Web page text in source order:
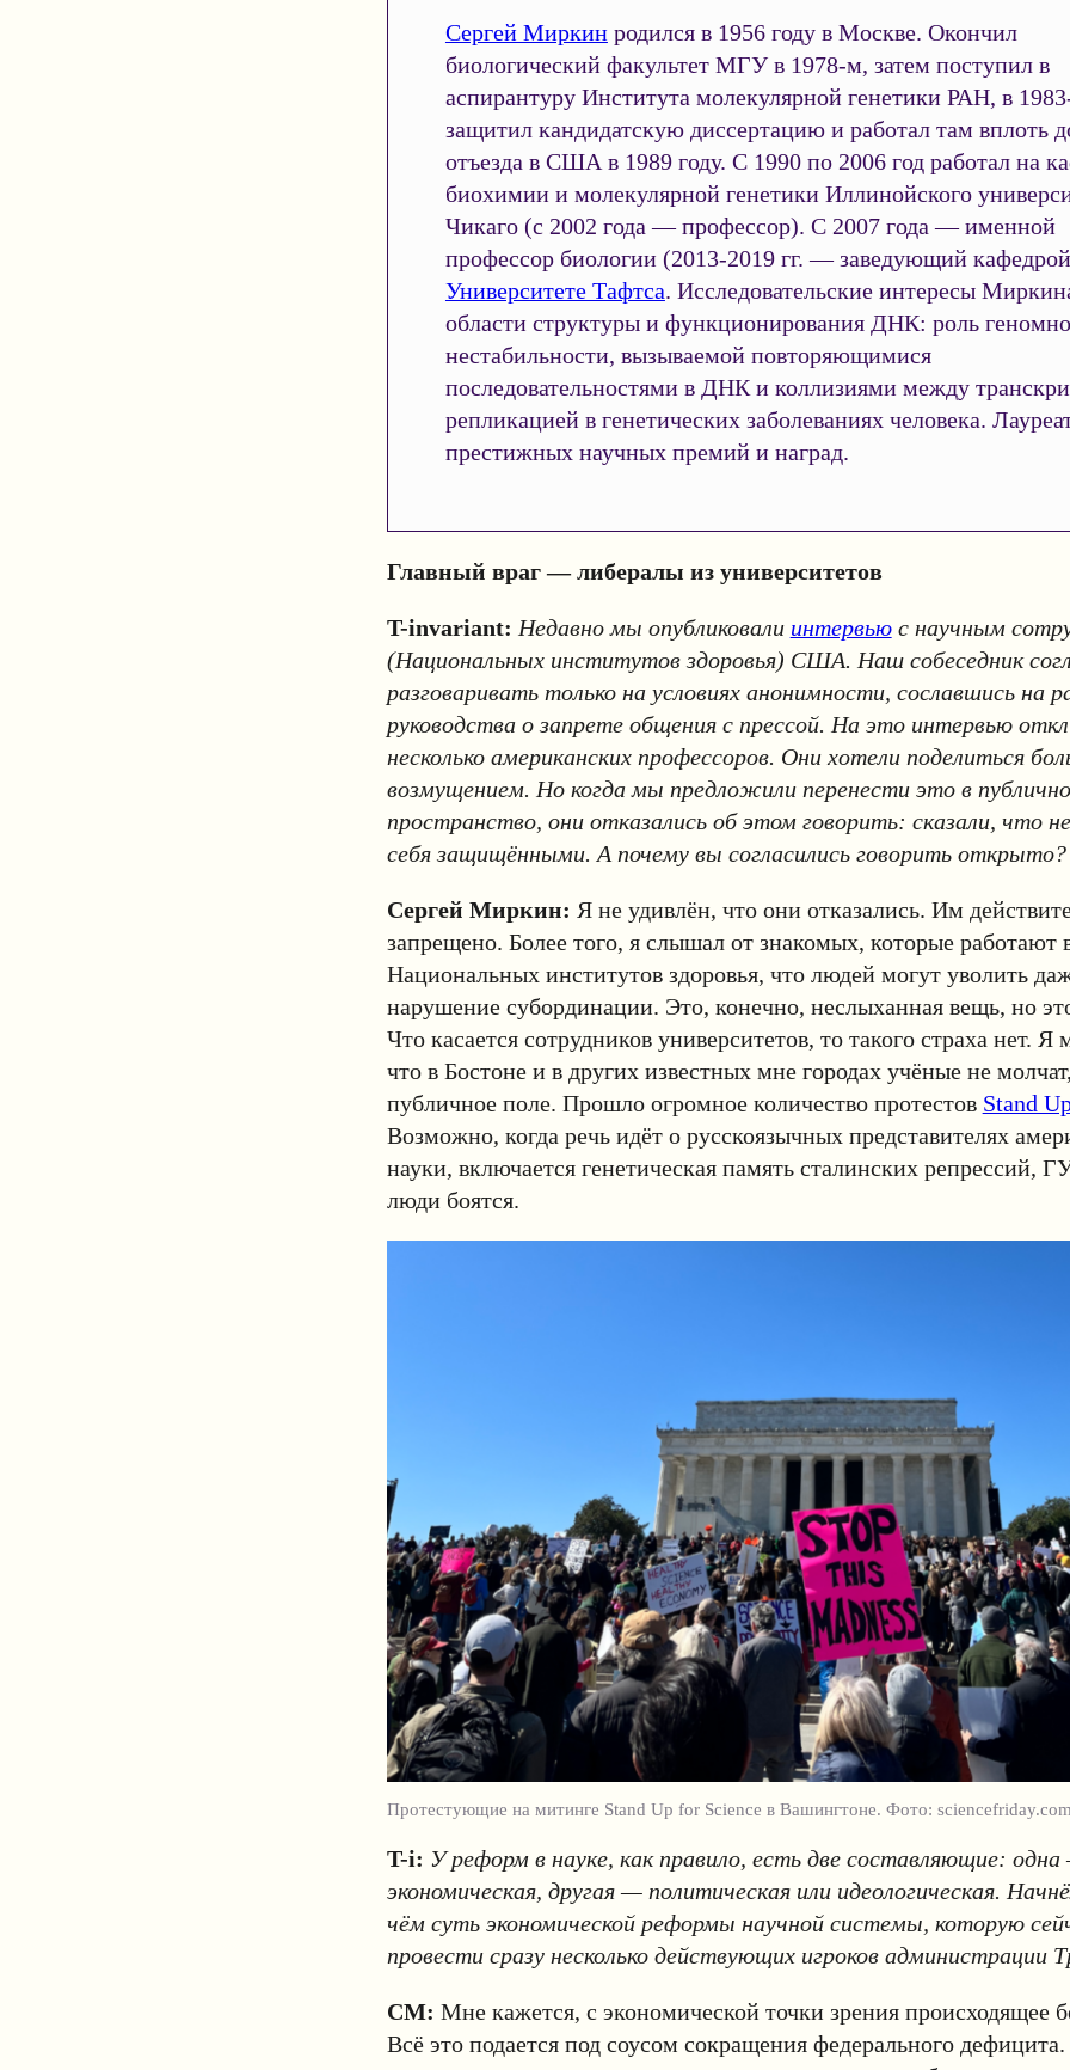
Сергей Миркинродился в 1956 году в Москве. Окончил
биологический факультет МГУ в 1978-м, затем поступил в
аспирантуру Института молекулярной генетики РАН, в
защитил кандидатскую диссертацию и работал там вплоть
отъезда в США в 1989 году. С 1990 по 2006 год работал на
биохимии и молекулярной генетики Иллинойского
Чикаго (с 2002 года — профессор). С 2007 года — именной
профессор биологии (2013-2019 гг. — заведующий
Университете Тафтса. Исследовательские интересы
области структуры и функционирования ДНК: роль
нестабильности, вызываемой повторяющимися
последовательностями в ДНК и коллизиями между
репликацией в генетических заболеваниях человека.
престижных научных премий и наград.
Главный враг — либералы из университетов
T-invariant: Недавно мы опубликовали интервьюс научным
(Национальных институтов здоровья) США. Наш собеседник
разговаривать только на условиях анонимности, сославшись на
руководства о запрете общения с прессой. На это интервью
несколько американских профессоров. Они хотели поделиться
возмущением. Но когда мы предложили перенести это в
пространство, они отказались об этом говорить: сказали, что
себя защищёнными. А почему вы согласились говорить открыто?
Сергей Миркин: Я не удивлён, что они отказались. Им
запрещено. Более того, я слышал от знакомых, которые работают
Национальных институтов здоровья, что людей могут уволить
нарушение субординации. Это, конечно, неслыханная вещь, но
Что касается сотрудников университетов, то такого страха нет. Я
что в Бостоне и в других известных мне городах учёные не
публичное поле. Прошло огромное количество протестов Stand
Возможно, когда речь идёт о русскоязычных представителях
науки, включается генетическая память сталинских репрессий,
люди боятся.
Протестующие на митинге Stand Up for Science в Вашингтоне. Фото:
T-i: У реформ в науке, как правило, есть две составляющие:
экономическая, другая — политическая или идеологическая.
чём суть экономической реформы научной системы, которую
провести сразу несколько действующих игроков администрации
СМ: Мне кажется, с экономической точки зрения происходящее
Всё это подается под соусом сокращения федерального